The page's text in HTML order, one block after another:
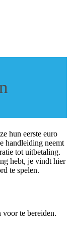
hun eerste euro
handleiding neemt
tot uitbetaling.
hebt, je vindt hier
te spelen.
voor te bereiden.